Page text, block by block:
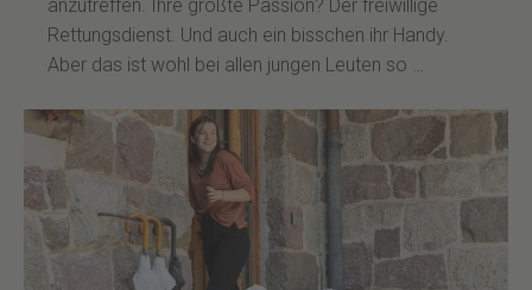
anzutreffen. Ihre größte Passion? Der freiwillige
Rettungsdienst. Und auch ein bisschen ihr Handy.
Aber das ist wohl bei allen jungen Leuten so …